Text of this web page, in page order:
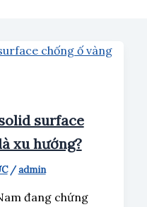
surface
xu hướng?
/admin
đang chứng